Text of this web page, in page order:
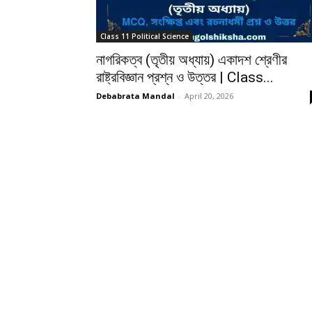
Class 11 Political Science
নাগরিকত্ব (তৃতীয় অধ্যায়) একাদশ শ্রেণীর
রাষ্ট্রবিজ্ঞান প্রশ্ন ও উত্তর | Class...
Debabrata Mandal - April 20, 2026